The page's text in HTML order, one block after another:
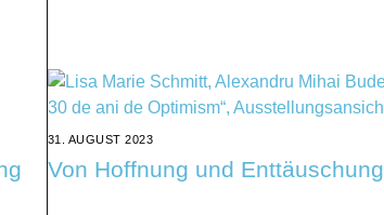
31. AUGUST 2023
Von Hoffnung und Enttäuschung